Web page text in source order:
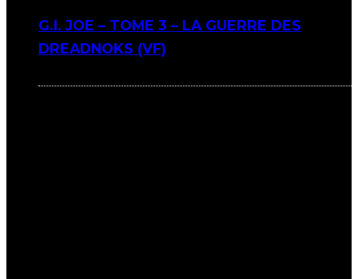
G.I. JOE – TOME 3 – LA GUERRE DES
DREADNOKS (VF)